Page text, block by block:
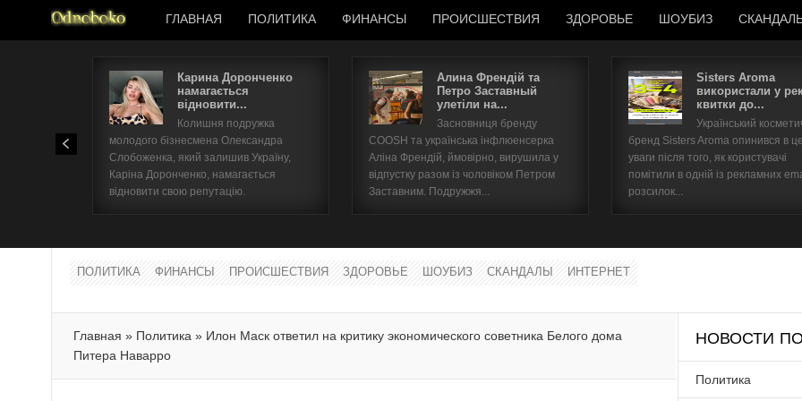
ГЛАВНАЯ ПОЛИТИКА ФИНАНСЫ ПРОИСШЕСТВИЯ ЗДОРОВЬЕ ШОУБИЗ
Карина Доронченко
намагається
відновити...
Колишня подружка
молодого бізнесмена Олександра
Слобоженка, який залишив Україну,
Каріна Доронченко, намагається
відновити свою репутацію.
Алина Френдій та
Петро Заставный
улетіли на...
Засновниця бренду
COOSH та українська інфлюенсерка
Аліна Френдій, ймовірно, вирушила у
відпустку разом із чоловіком Петром
Заставним. Подружжя...
Sisters Aroma
використали у
квитки до...
Український
бренд Sisters Aroma опинився в
уваги після того, як користувачі
помітили в одній із рекламних
розсилок...
ПОЛИТИКА ФИНАНСЫ ПРОИСШЕСТВИЯ ЗДОРОВЬЕ ШОУБИЗ СКАНДАЛЫ ИНТЕРНЕТ
Главная » Политика » Илон Маск ответил на критику экономического советника Белого дома
Питера Наварро
НОВОСТИ
Политика
Имя пользователя
Забыли имя пользователя?